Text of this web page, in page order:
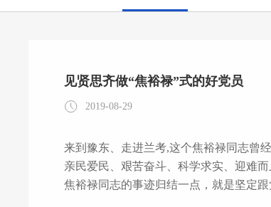
见贤思齐做“焦裕禄”式的好党员
2019-08-29
来到豫东、走进兰考,这个焦裕禄同志曾
亲民爱民、艰苦奋斗、科学求实、迎难
焦裕禄同志的事迹归结一点，就是坚定